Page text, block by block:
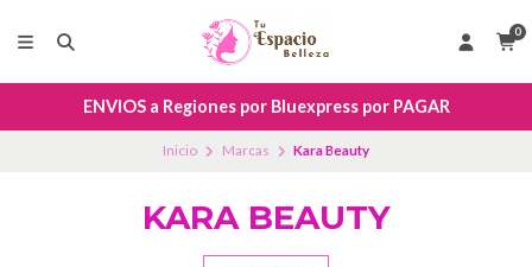
0
ENVIOS a Regiones por Bluexpress por PAGAR
Inicio Marcas Kara Beauty
KARA BEAUTY